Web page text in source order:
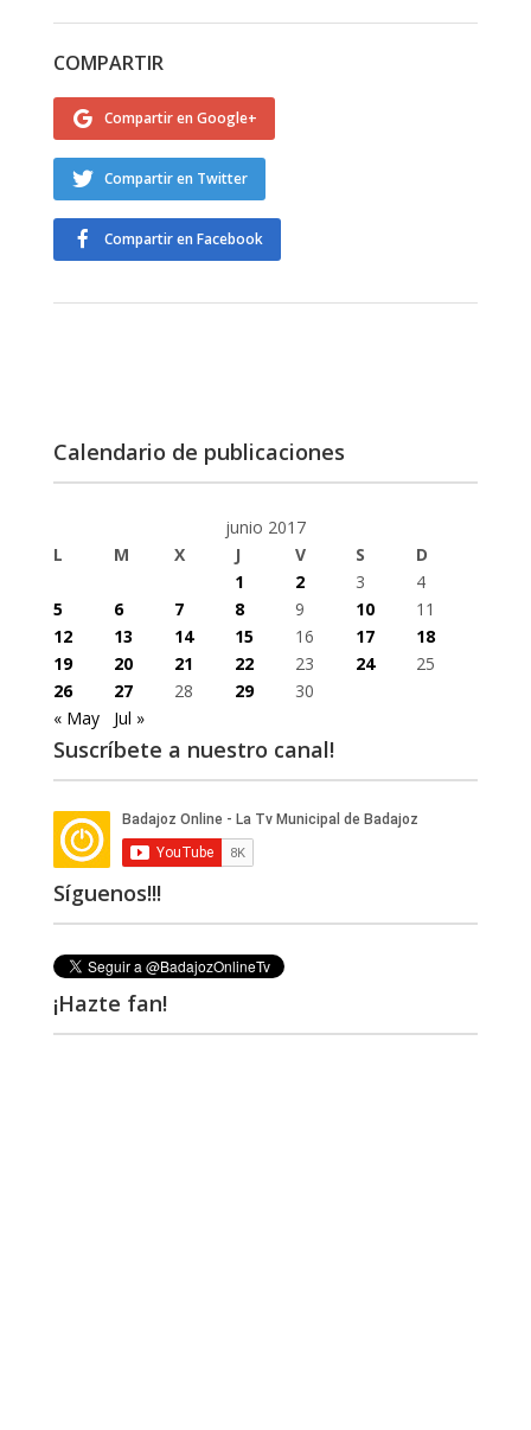
COMPARTIR
Compartir en Google+
Compartir en Twitter
Compartir en Facebook
Calendario de publicaciones
junio 2017
L
M X J V S
D
1
2 3
4
5
6 7 8 9 10
11
12
13 14 15 16 17
18
19
20 21 22 23 24
25
26
27 28 29
30
« May
Jul »
Suscríbete a nuestro canal!
Síguenos!!!
¡Hazte fan!